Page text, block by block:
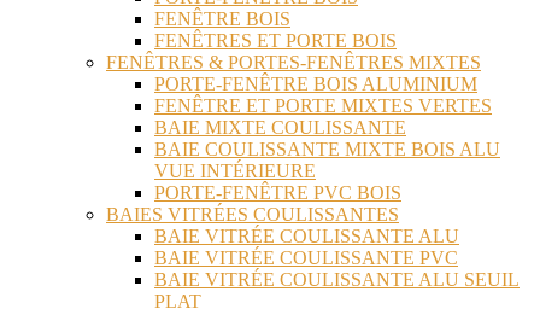
FENÊTRE BOIS
FENÊTRES ET PORTE BOIS
FENÊTRES & PORTES-FENÊTRES MIXTES
PORTE-FENÊTRE BOIS ALUMINIUM
FENÊTRE ET PORTE MIXTES VERTES
BAIE MIXTE COULISSANTE
BAIE COULISSANTE MIXTE BOIS ALU
VUE INTÉRIEURE
PORTE-FENÊTRE PVC BOIS
BAIES VITRÉES COULISSANTES
BAIE VITRÉE COULISSANTE ALU
BAIE VITRÉE COULISSANTE PVC
BAIE VITRÉE COULISSANTE ALU SEUIL
PLAT